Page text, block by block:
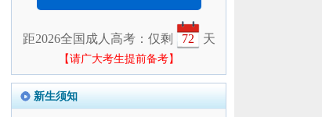
距2026全国成人高考：仅剩 72 天
【请广大考生提前备考】
新生须知